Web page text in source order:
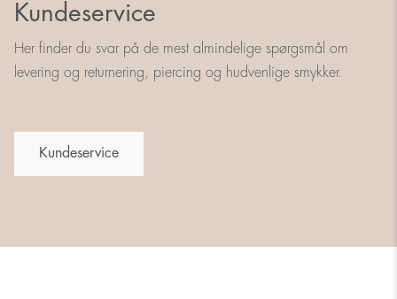
Kundeservice
Her finder du svar på de mest almindelige spørgsmål om
levering og returnering, piercing og hudvenlige smykker.
Kundeservice